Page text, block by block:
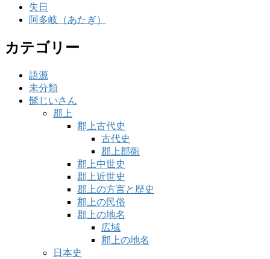
失日
阿多岐（あたぎ）
カテゴリー
語源
未分類
髭じいさん
郡上
郡上古代史
古代史
郡上郡衙
郡上中世史
郡上近世史
郡上の方言と歴史
郡上の民俗
郡上の地名
広域
郡上の地名
日本史